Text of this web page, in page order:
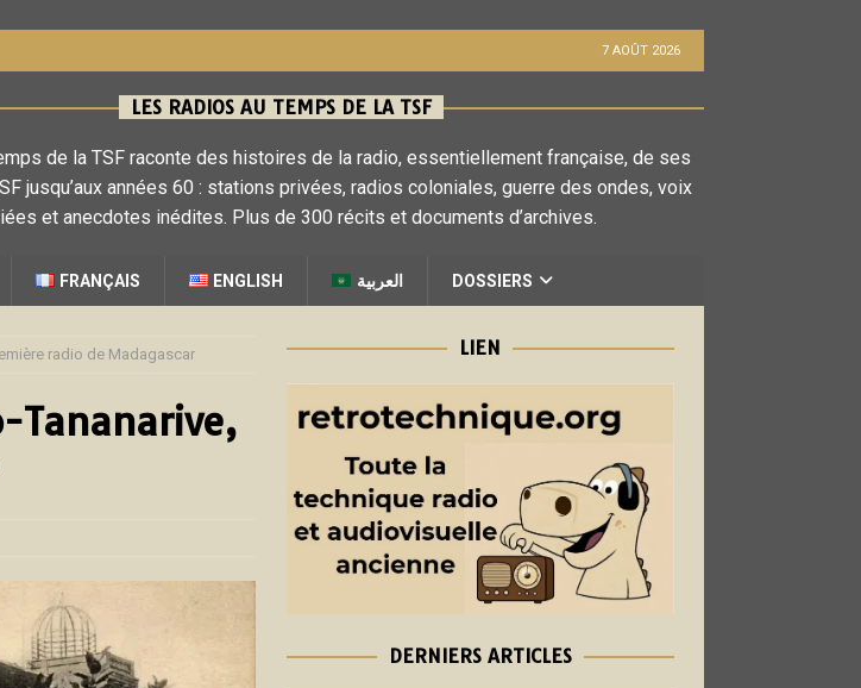
7 AOÛT 2026
LES RADIOS AU TEMPS DE LA TSF
de la TSF raconte des histoires de la radio, essentiellement française, de ses
jusqu’aux années 60 : stations privées, radios coloniales, guerre des ondes, voix
et anecdotes inédites. Plus de 300 récits et documents d’archives.
FRANÇAIS ENGLISH العربية DOSSIERS
radio de Madagascar
Tananarive,
LIEN
DERNIERS ARTICLES